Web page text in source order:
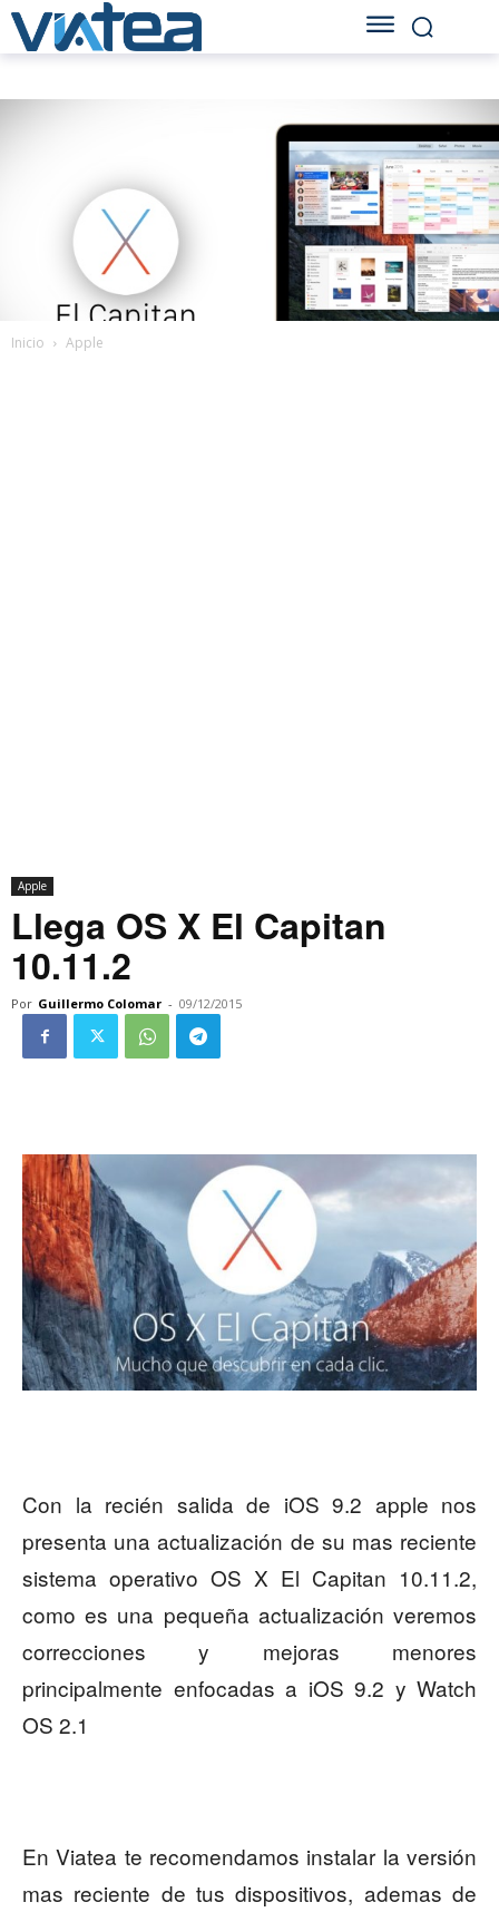
Inicio Apple
Apple
Llega OS X El Capitan
10.11.2
Por Guillermo Colomar - 09/12/2015
Con la recién salida de iOS 9.2 apple nos
presenta una actualización de su mas reciente
sistema operativo OS X El Capitan 10.11.2,
como es una pequeña actualización veremos
correcciones y mejoras menores
principalmente enfocadas a iOS 9.2 y Watch
OS 2.1
En Viatea te recomendamos instalar la versión
mas reciente de tus dispositivos, ademas de